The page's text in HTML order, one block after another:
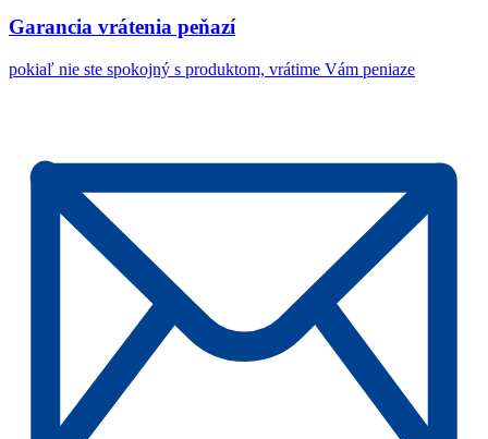
Garancia vrátenia peňazí
pokiaľ nie ste spokojný s produktom, vrátime Vám peniaze